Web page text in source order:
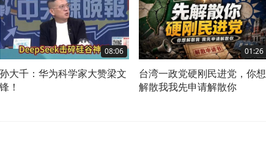
08:06
孙大千：华为科学家大赞梁文
锋！
01:26
台湾一政党硬刚民进党，你想
解散我我先申请解散你